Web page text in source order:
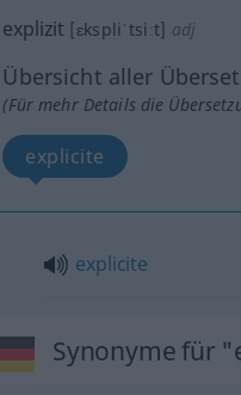
explizit [ɛkspliˈtsiːt] adj
Übersicht aller
(Für mehr Details die
explicite
explicite
Synonyme für